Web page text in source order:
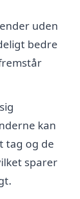
uden
bedre
kan
tag og de
sparer